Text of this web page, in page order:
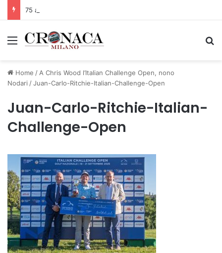
Menu
Home / A Chris Wood l’Italian Challenge Open, nono
Nodari /Juan-Carlo-Ritchie-Italian-Challenge-Open
Juan-Carlo-Ritchie-Italian-
Challenge-Open